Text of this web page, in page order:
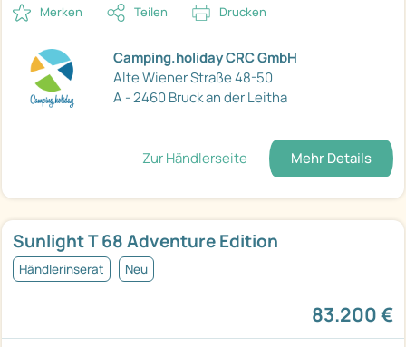
Merken Teilen Drucken
Camping.holiday CRC GmbH
Alte Wiener Straße 48-50
A - 2460 Bruck an der Leitha
Zur Händlerseite Mehr Details
Sunlight T 68 Adventure Edition
Händlerinserat Neu
83.200 €